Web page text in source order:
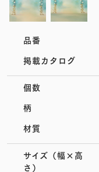
品番
掲載カタログ
個数
柄
材質
サイズ （幅×高
さ）